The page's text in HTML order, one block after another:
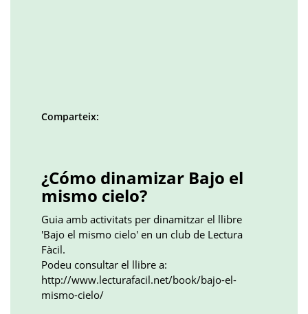
Comparteix:
¿Cómo dinamizar Bajo el
mismo cielo?
Guia amb activitats per dinamitzar el llibre
'Bajo el mismo cielo' en un club de Lectura
Fàcil.
Podeu consultar el llibre a:
http://www.lecturafacil.net/book/bajo-el-
mismo-cielo/